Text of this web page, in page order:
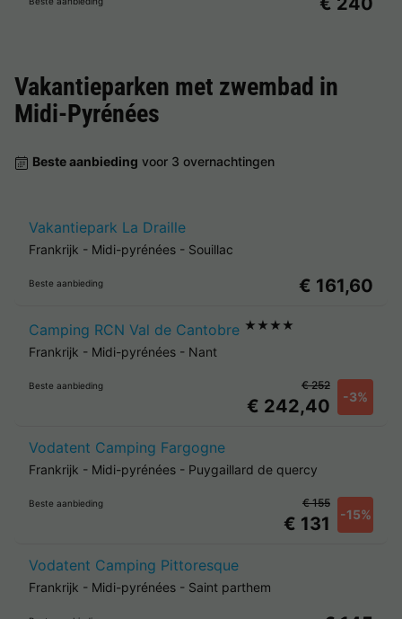
Vakantieparken met zwembad in
Midi-Pyrénées
Beste aanbieding voor 3 overnachtingen
Vakantiepark La Draille
Frankrijk - Midi-pyrénées - Souillac
Beste aanbieding € 161,60
Camping RCN Val de Cantobre ★★★★
Frankrijk - Midi-pyrénées - Nant
Beste aanbieding
€ 242,40 -3%
€ 252
Vodatent Camping Fargogne
Frankrijk - Midi-pyrénées - Puygaillard de quercy
Beste aanbieding
€ 131 -15%
€ 155
Vodatent Camping Pittoresque
Frankrijk - Midi-pyrénées - Saint parthem